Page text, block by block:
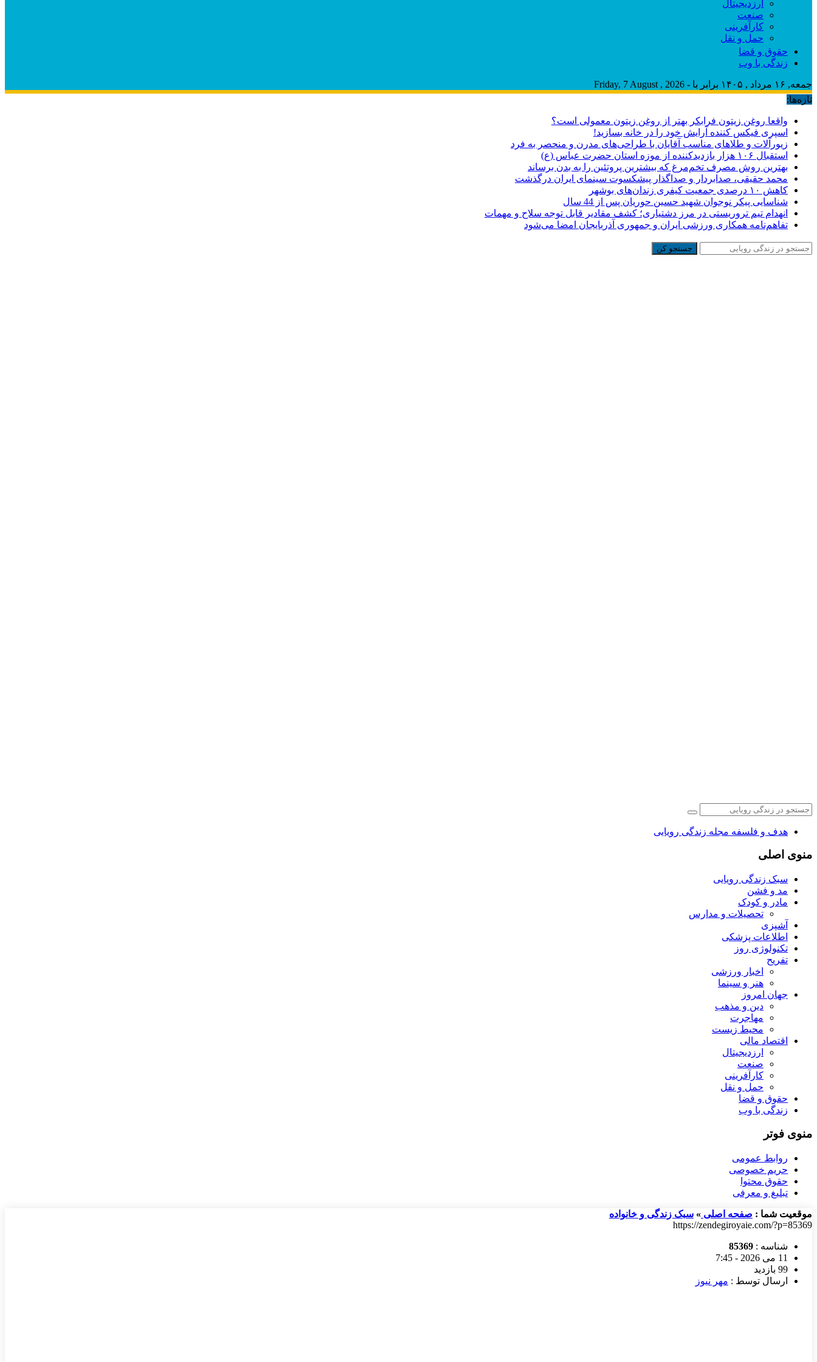
ارزدیجیتال
صنعت
کارآفرینی
حمل و نقل
حقوق و قضا
زندگی با وب
جمعه, ۱۶ مرداد , ۱۴۰۵ برابر با - Friday, 7 August , 2026
تازه‌ها:
واقعا روغن زیتون فرابکر بهتر از روغن زیتون معمولی است؟
اسپری فیکس کننده آرایش خود را در خانه بسازید!
زیورآلات و طلاهای مناسب آقایان با طراحی‌های مدرن و منحصر به فرد
استقبال ۱۰۶ هزار بازدیدکننده از موزه استان حضرت عباس (ع)
بهترین روش مصرف تخم‌مرغ که بیشترین پروتئین را به بدن برساند
محمد حقیقی، صدابردار و صداگذار پیشکسوت سینمای ایران درگذشت
کاهش ۱۰ درصدی جمعیت کیفری زندان‌های بوشهر
شناسایی پیکر نوجوان شهید حسین حوریان پس از 44 سال
انهدام تیم تروریستی در مرز دشتیاری؛ کشف مقادیر قابل توجه سلاح و مهمات
تفاهم‌نامه همکاری ورزشی ایران و جمهوری آذربایجان امضا می‌شود
جستجو کن
هدف و فلسفه مجله زندگی رویایی
منوی اصلی
سبک زندگی رویایی
مد و فشن
مادر و کودک
تحصیلات و مدارس
آشپزی
اطلاعات پزشکی
تکنولوژی روز
تفریح
اخبار ورزشی
هنر و سینما
جهان امروز
دین و مذهب
مهاجرت
محیط زیست
اقتصاد مالی
ارزدیجیتال
صنعت
کارآفرینی
حمل و نقل
حقوق و قضا
زندگی با وب
منوی فوتر
روابط عمومی
حریم خصوصی
حقوق محتوا
تبلیغ و معرفی
موقعیت شما : صفحه اصلی » سبک زندگی و خانواده
https://zendegiroyaie.com/?p=85369
شناسه : 85369
11 می 2026 - 7:45
99 بازدید
ارسال توسط : مهر نیوز